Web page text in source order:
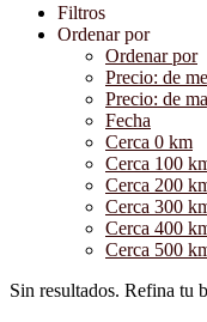
Filtros
Ordenar por
Ordenar por
Precio: de
Precio: de
Fecha
Cerca 0 km
Cerca 100
Cerca 200
Cerca 300
Cerca 400
Cerca 500
Sin resultados. Refina tu